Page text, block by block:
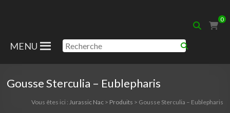
Nac
0
MENU
Gousse Sterculia – Eublepharis
Vous êtes ici : Jurassic Nac> Produits > Gousse Sterculia – Eublepharis